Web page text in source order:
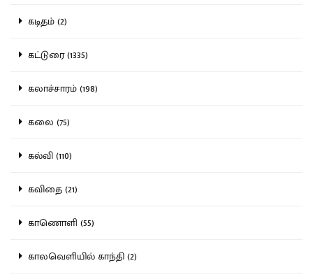
கடிதம் (2)
கட்டுரை (1335)
கலாச்சாரம் (198)
கலை (75)
கல்வி (110)
கவிதை (21)
காணொளி (55)
காலவெளியில் காந்தி (2)